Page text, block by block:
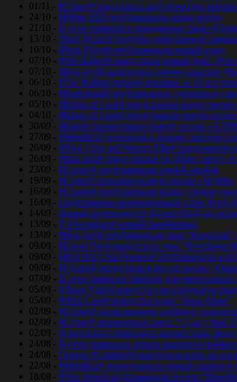
01/11 - #Стинг# представил акустическую
24/10 - #Blink-182# опубликовали новое видео
21/10 - В сети появились неизданные треки
13/10 - #Боб Дилан# получил нобелевскую
10/10 - #Pink Floyd# опубликовали новый клип
07/10 - #The Killers# выпустили новый трек
07/10 - #Bon Jovi# поделились промо-синглом
06/10 - #The Rolling Stones# впервые за 10 лет
06/10 - #Radiohead# опубликовали «домашнее»
05/10 - #Kings of Leon# представили видео
04/10 - #Kings of Leon# представили новую
30/09 - #Korn# презентовали новую песню «A
27/09 - #Metallica# поделились новым синглом и
26/09 - #Nick Cave and Warren Ellis# представили
26/09 - #Bon Jovi# представили на iTunes сингл
23/09 - #Сплин# опубликовали новый альбом
19/09 - #Стинг# исполнил новую песню «50,000»
16/09 - #Сплин# опубликовали видео «Земля
16/09 - Опубликован анимационный клип #Led
14/09 - Новый видеоклип от #Green Day# на
13/09 - У #Scorpions# новый барабанщик
13/09 - #Bon Jovi# опубликовали трек “Knockout”
09/09 - #Green Day# выпустили трек “Revolution
09/09 - #Red Hot Chili Peppers# опубликовали
09/09 - #Сплин# выпустили клип на песню
07/09 - В сети появился трейлер документальной
05/09 - #Джек Уайт# выпустил акустическую
05/09 - #Nick Cave# выпустил клип “Jesus Alone”
02/09 - #Сплин# анонсировали альбом и
02/09 - #Стинг# презентовал сингл “I Can’t Stop
02/09 - В интернете появились неизвестные
24/08 - В сети появилась запись концерта-
24/08 - Группа #Coldplay# выпустила клип на
22/08 - #Metallica# анонсировала новый альбом и
18/08 - #The Verve# опубликовали песню